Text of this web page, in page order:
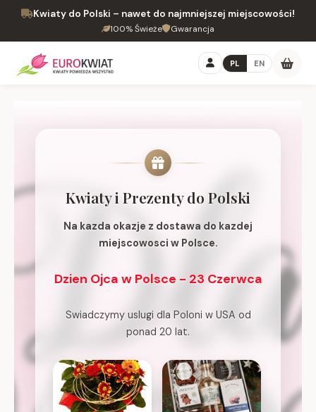
Kwiaty do Polski – nawet do najmniejszej miejscowości!
100% Świeże Gwarancja
PL EN
Kwiaty i Prezenty do Polski
Na kazda okazje z dostawa do kazdej
miejscowosci w Polsce.
Dzien Ojca w Polsce - 23 Czerwca
Swiadczymy uslugi dla Poloni w USA od
ponad 20 lat.